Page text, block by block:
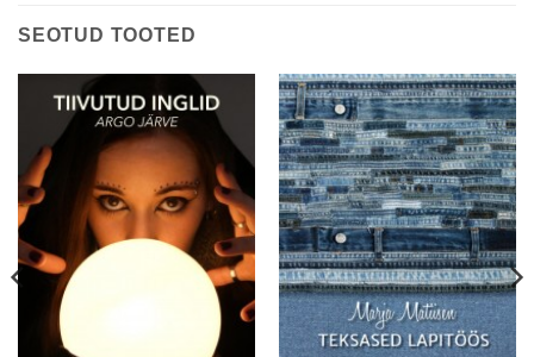
SEOTUD TOOTED